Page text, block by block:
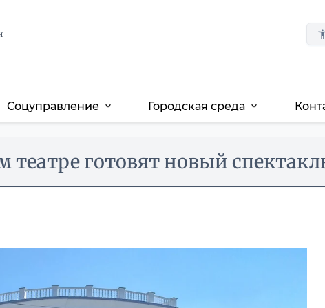
Соцуправление expand_more Городская среда expand_more
театре готовят новый